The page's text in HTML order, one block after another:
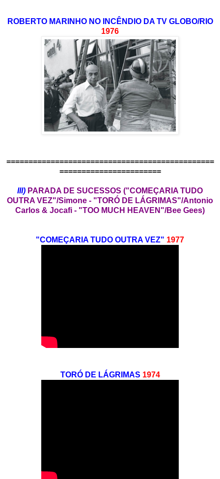
ROBERTO MARINHO NO INCÊNDIO DA TV GLOBO/RIO
1976
===============================================
=======================
III) PARADA DE SUCESSOS ("COMEÇARIA TUDO
OUTRA VEZ"/Simone - "TORÓ DE LÁGRIMAS"/Antonio
Carlos & Jocafi - "TOO MUCH HEAVEN"/Bee Gees)
"COMEÇARIA TUDO OUTRA VEZ" 1977
TORÓ DE LÁGRIMAS 1974